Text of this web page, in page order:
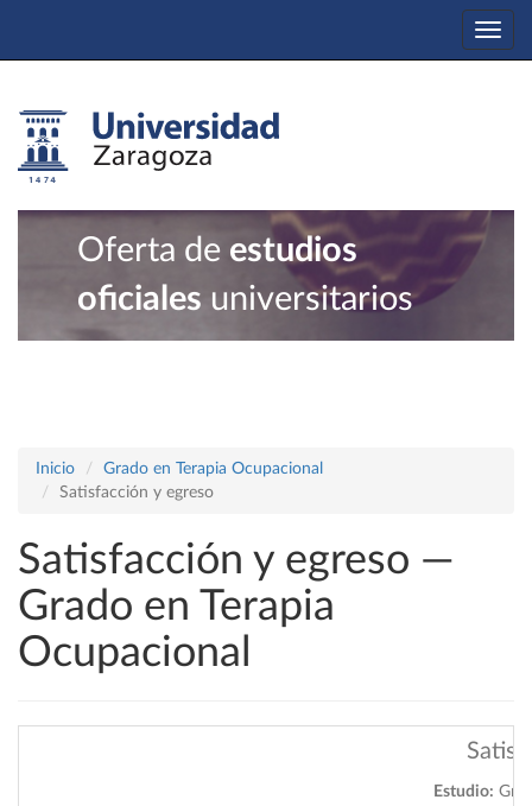
Oferta de estudios
oficiales universitarios
Inicio
Grado en Terapia Ocupacional
Satisfacción y egreso
Satisfacción y egreso —
Grado en Terapia
Ocupacional
Estudio: